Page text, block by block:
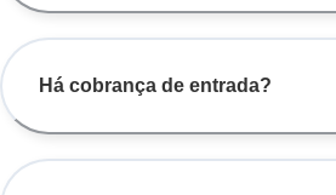
Há cobrança de entrada?